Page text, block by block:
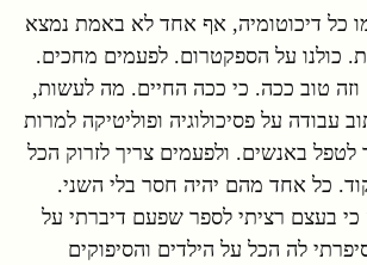
כל דיכוטומיה, אף אחד לא באמת נמצא
כולנו על הספקטרום. לפעמים מחכים.
טוב ככה. כי ככה החיים. מה לעשות,
עבודה על פסיכולוגיה ופוליטיקה למרות
לטפל באנשים. ולפעמים צריך לזרוק הכל
כל אחד מהם יהיה חסר בלי השני.
בעצם רציתי לספר שפעם דיברתי על
לה הכל על הילדים והסיפוקים